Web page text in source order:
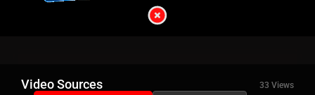
Video Sources 33 Views